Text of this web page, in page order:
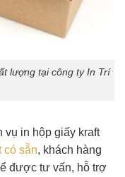
lượng tại công ty In Trí
vụ in hộp giấy kraft
có sẵn, khách hàng
được tư vấn, hỗ trợ